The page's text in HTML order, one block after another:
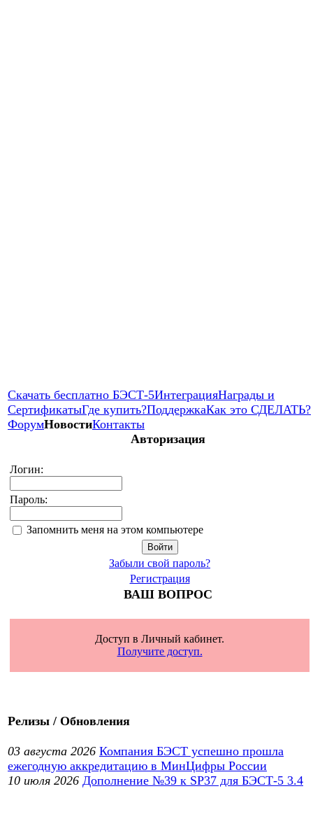
Скачать бесплатно БЭСТ-5ИнтеграцияНаграды и
СертификатыГде купить?ПоддержкаКак это СДЕЛАТЬ?
ФорумНовостиКонтакты
Авторизация
Логин:
Пароль:
Запомнить меня на этом компьютере
Забыли свой пароль?
Регистрация
ВАШ ВОПРОС
Доступ в Личный кабинет.
Получите доступ.
Релизы / Обновления
03 августа 2026 Компания БЭСТ успешно прошла
ежегодную аккредитацию в МинЦифры России
10 июля 2026 Дополнение №39 к SP37 для БЭСТ-5 3.4